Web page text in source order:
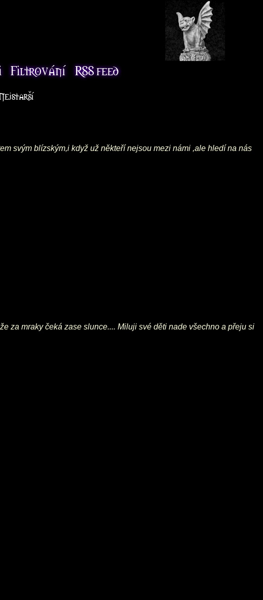
svým blízským,i když už někteří nejsou mezi námi ,ale hledí na nás
za mraky čeká zase slunce.... Miluji své děti nade všechno a přeju si